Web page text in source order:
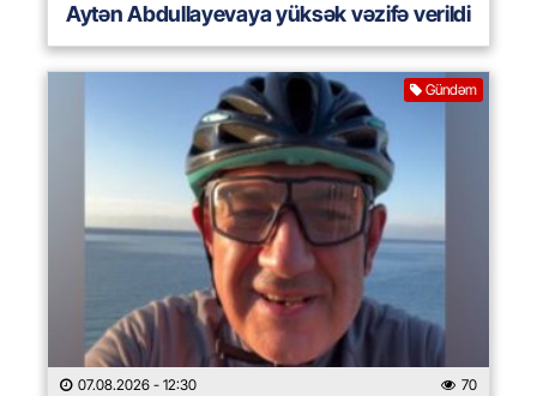
Aytən Abdullayevaya yüksək vəzifə verildi
Gündəm
07.08.2026 - 12:30 70